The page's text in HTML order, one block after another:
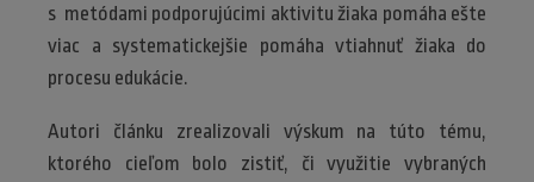
s metódami podporujúcimi aktivitu žiaka pomáha ešte
viac a systematickejšie pomáha vtiahnuť žiaka do
procesu edukácie.
Autori článku zrealizovali výskum na túto tému,
ktorého cieľom bolo zistiť, či využitie vybraných